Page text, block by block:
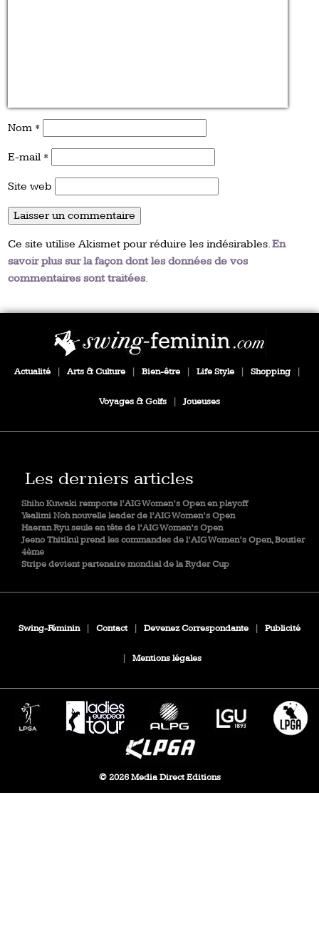
Nom *
E-mail *
Site web
Ce site utilise Akismet pour réduire les indésirables.En
savoir plus sur la façon dont les données de vos
commentaires sont traitées.
Actualité Arts & Culture Bien-être Life Style Shopping
Voyages & Golfs Joueuses
Les derniers articles
Shiho Kuwaki remporte l’AIG Women’s Open en playoff
Yealimi Noh nouvelle leader de l’AIG Women’s Open
Haeran Ryu seule en tête de l’AIG Women’s Open
Jeeno Thitikul prend les commandes de l’AIG Women’s Open, Boutier
4ème
Stripe devient partenaire mondial de la Ryder Cup
Swing-Féminin Contact Devenez Correspondante Publicité
Mentions légales
© 2026 Media Direct Editions